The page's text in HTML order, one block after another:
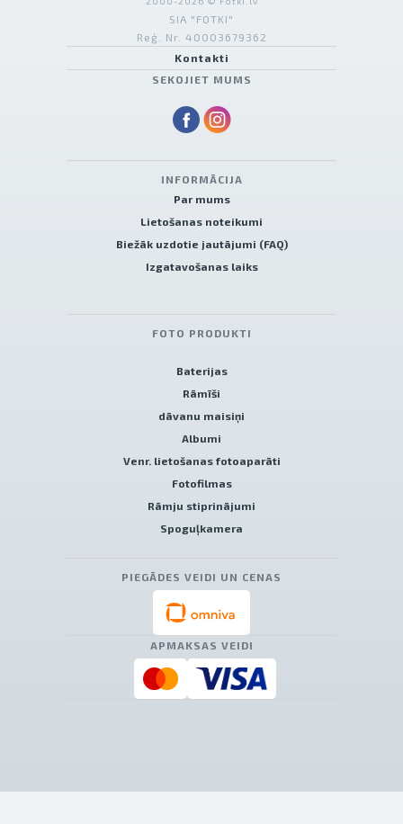
SIA "FOTKI"
Reģ. Nr. 40003679362
Kontakti
SEKOJIET MUMS
INFORMĀCIJA
Par mums
Lietošanas noteikumi
Biežāk uzdotie jautājumi (FAQ)
Izgatavošanas laiks
FOTO PRODUKTI
Baterijas
Rāmīši
dāvanu maisiņi
Albumi
Venr. lietošanas fotoaparāti
Fotofilmas
Rāmju stiprinājumi
Spoguļkamera
PIEGĀDES VEIDI UN CENAS
APMAKSAS VEIDI